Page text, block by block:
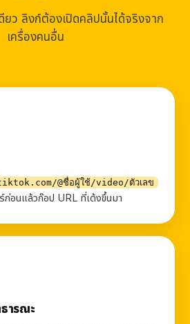
ว ลิงก์ต้องเปิดคลิปนั้นได้จริงจาก
เครื่องคนอื่น
@ชื่อผู้ใช้/video/ตัวเลข
ร์ก่อนแล้วก๊อป URL ที่เด้งขึ้นมา
ารณะ